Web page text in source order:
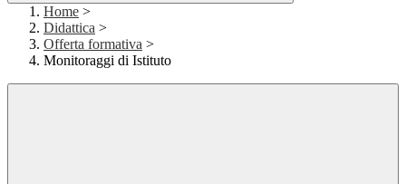
Home >
Didattica >
Offerta formativa >
Monitoraggi di Istituto